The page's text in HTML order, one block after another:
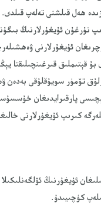
ھەل قىلشنى تەلەپ
نۇرغۇن ئۇيغۇرلارنىڭ
ئۇيغۇرلارنى
قېتىملىق قىرغىنچىلىقتا
تۆمۈر سويۇقلۇقى بەدەن
پارقىرايدىغان
كىرىپ ئۇيغۇرلارنى
ئۇيغۇرنىڭ
كۈچىيىدۇ.